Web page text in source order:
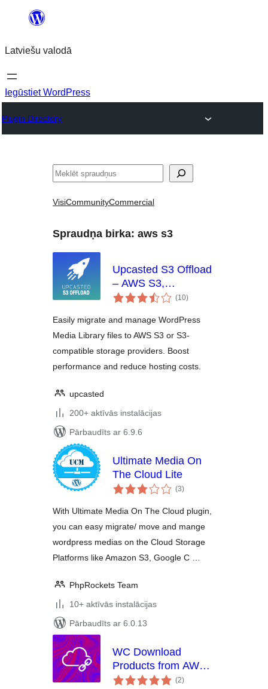
Pāriet
saturu
Latviešu valodā
Iegūstiet WordPress
Plugin Directory
Meklēt
VisiCommunityCommercial
Spraudņa birka: aws s3
Upcasted S3 Offload
– AWS S3,
DigitalOcean
MinIO Storage
Integration
(10vērtējumu
kopsumma
)
Easily migrate and manage WordPress
Media Library files to AWS S3 or S3-
compatible storage providers. Boost
performance and reduce hosting costs.
upcasted
200+ aktīvās instalācijas
Pārbaudīts ar 6.9.6
Ultimate Media On
The Cloud Lite
(3vērtējumu
kopsumma
)
With Ultimate Media On The Cloud plugin,
you can easy migrate/ move and mange
wordpress medias on the Cloud Storage
Platforms like Amazon S3, Google C …
PhpRockets Team
10+ aktīvās instalācijas
Pārbaudīts ar 6.0.13
WC Download
Products from AWS
S3
(2vērtējumu
kopsumma
)